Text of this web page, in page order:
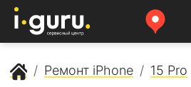
Сервисный центр Apple
Ремонт iPhone 15 Pro